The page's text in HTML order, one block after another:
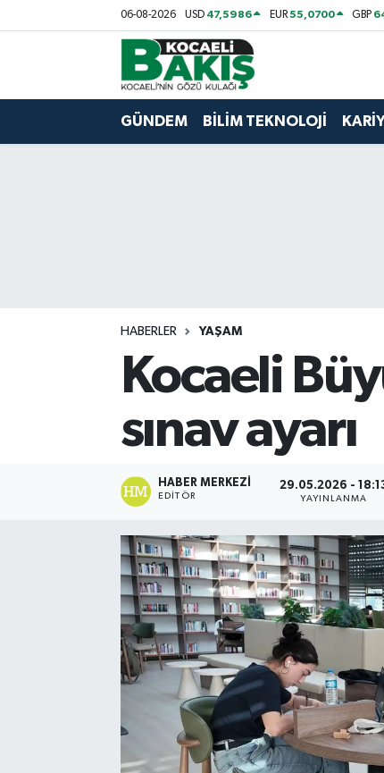
06-08-2026 USD 47,5986 EUR55,0700 GBP
GÜNDEM BİLİM TEKNOLOJİ
HABERLER YAŞAM
Kocaeli
sınav ayarı
HABER MERKEZI
EDITÖR
29.05.2026 -
YAYINLANMA
Kocaeli Nöbetçi Eczaneler
Kocaeli Hava Durumu